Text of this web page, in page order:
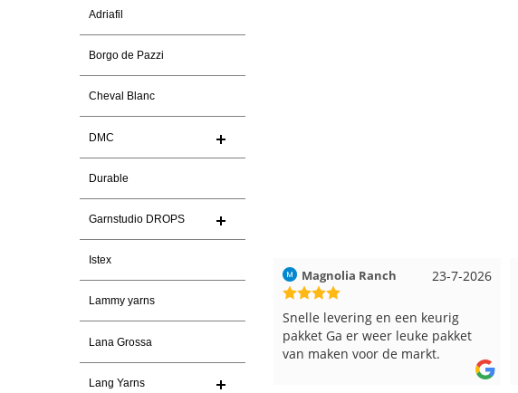
Adriafil
Borgo de Pazzi
Cheval Blanc
DMC
Durable
Garnstudio DROPS
Istex
Lammy yarns
Lana Grossa
Lang Yarns
Snelle levering. En prima garen
23-7-2026
Magnolia Ranch
Snelle levering en een keurig
pakket Ga er weer leuke pakket
van maken voor de markt.